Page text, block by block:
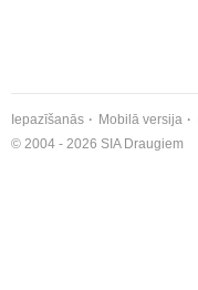
Iepazīšanās Mobilā versija
© 2004 - 2026 SIA Draugiem